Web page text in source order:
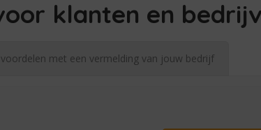
klanten en
met een vermelding van jouw bedrijf